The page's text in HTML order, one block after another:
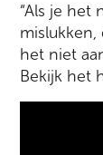
“Als je het
het niet
Bekijk het